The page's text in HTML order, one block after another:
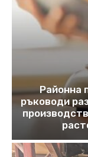
Районна
ръководи